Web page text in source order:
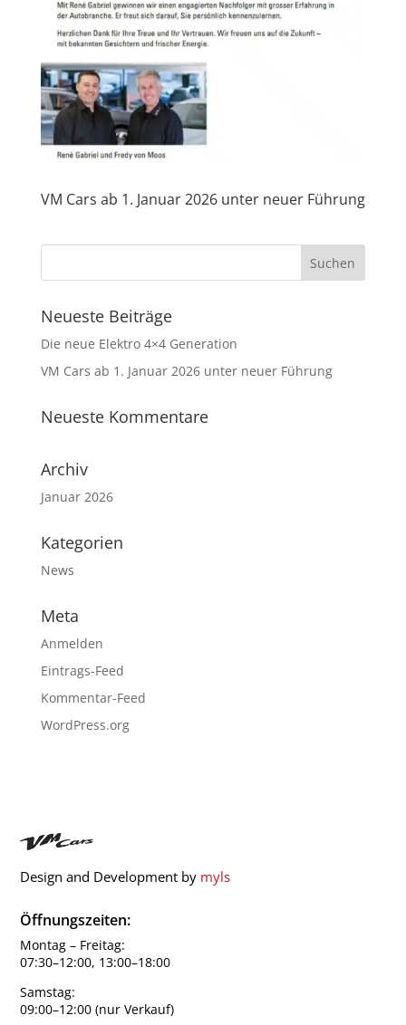
VM Cars ab 1. Januar 2026 unter neuer Führung
Neueste Beiträge
Die neue Elektro 4×4 Generation
VM Cars ab 1. Januar 2026 unter neuer Führung
Neueste Kommentare
Archiv
Januar 2026
Kategorien
News
Meta
Anmelden
Eintrags-Feed
Kommentar-Feed
WordPress.org
Design and Development by myls
Öffnungszeiten:
Montag – Freitag:
07:30–12:00, 13:00–18:00
Samstag:
09:00–12:00 (nur Verkauf)